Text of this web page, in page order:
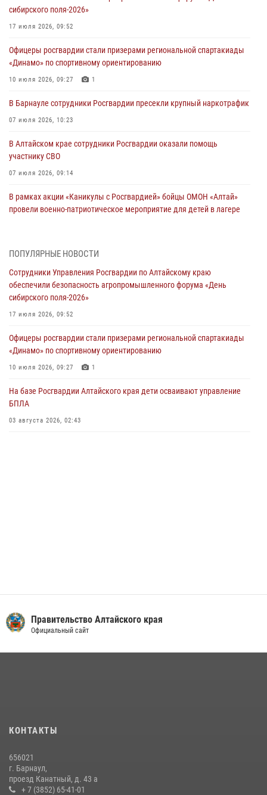
сибирского поля-2026»
17 июля 2026, 09:52
Офицеры росгвардии стали призерами региональной спартакиады
«Динамо» по спортивному ориентированию
10 июля 2026, 09:27 1
В Барнауле сотрудники Росгвардии пресекли крупный наркотрафик
07 июля 2026, 10:23
В Алтайском крае сотрудники Росгвардии оказали помощь
участнику СВО
07 июля 2026, 09:14
В рамках акции «Каникулы с Росгвардией» бойцы ОМОН «Алтай»
провели военно-патриотическое мероприятие для детей в лагере
акции «Коробка храбрости»
Сотрудники Росгвардии провели встречу с юными пограничниками
03 июля 2026, 04:03
Управление Росгвардии по Алтайскому краю провело для детей
02 июля 2026, 00:55
В краевом управлении вневедомственной охраны Росгвардии по
ПОПУЛЯРНЫЕ НОВОСТИ
Сотрудники Управления Росгвардии по Алтайскому краю
обеспечили безопасность агропромышленного форума «День
сибирского поля-2026»
17 июля 2026, 09:52
Офицеры росгвардии стали призерами региональной спартакиады
«Динамо» по спортивному ориентированию
10 июля 2026, 09:27 1
На базе Росгвардии Алтайского края дети осваивают управление
БПЛА
03 августа 2026, 02:43
Правительство Алтайского края
Официальный сайт
КОНТАКТЫ
656021
г. Барнаул,
проезд Канатный, д. 43 а
+ 7 (3852) 65-41-01